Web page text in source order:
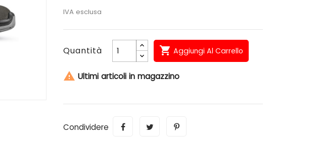
IVA esclusa
Quantità  Aggiungi Al Carrello
 Ultimi articoli in magazzino
Condividere